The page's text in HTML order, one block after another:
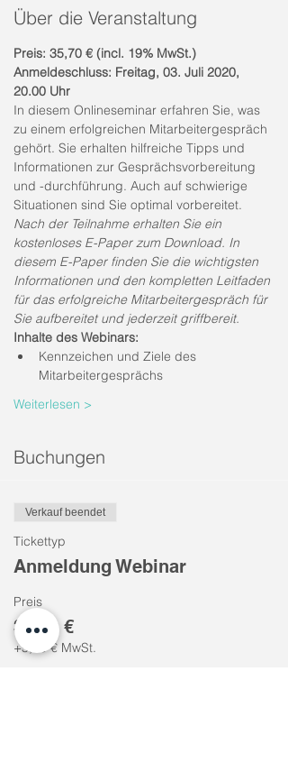
Über die Veranstaltung
Preis: 35,70 € (incl. 19% MwSt.)
Anmeldeschluss: Freitag, 03. Juli 2020,
20.00 Uhr
In diesem Onlineseminar erfahren Sie, was
zu einem erfolgreichen Mitarbeitergespräch
gehört. Sie erhalten hilfreiche Tipps und
Informationen zur Gesprächsvorbereitung
und -durchführung. Auch auf schwierige
Situationen sind Sie optimal vorbereitet.
Nach der Teilnahme erhalten Sie ein
kostenloses E-Paper zum Download. In
diesem E-Paper finden Sie die wichtigsten
Informationen und den kompletten Leitfaden
für das erfolgreiche Mitarbeitergespräch für
Sie aufbereitet und jederzeit griffbereit.
Inhalte des Webinars:
Kennzeichen und Ziele des
Mitarbeitergesprächs
Weiterlesen >
Buchungen
Verkauf beendet
Tickettyp
Anmeldung Webinar
Preis
30,00 €
+5,70 € MwSt.